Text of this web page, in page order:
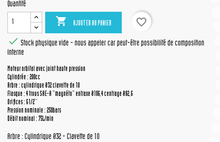
Quantité
 AJOUTER AU PANIER
favorite_border
 Stock physique vide - nous appeler car peut-être possibilité de composition
interne
Moteur orbital avec joint haute pression
Cylindrée : 200cc
Arbre : cylindrique Ø32 clavette de 10
Flasque : 4 trous SAE-A "magnéto" entraxe Ø106,4 centrage Ø82,6
Orifices : G1/2''
Pression nominale : 250bars
Débit nominal : 75L/min
Arbre : Cylindrique Ø32 - Clavette de 10